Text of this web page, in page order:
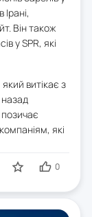
Він також
у SPR, які
витікає з
які
0